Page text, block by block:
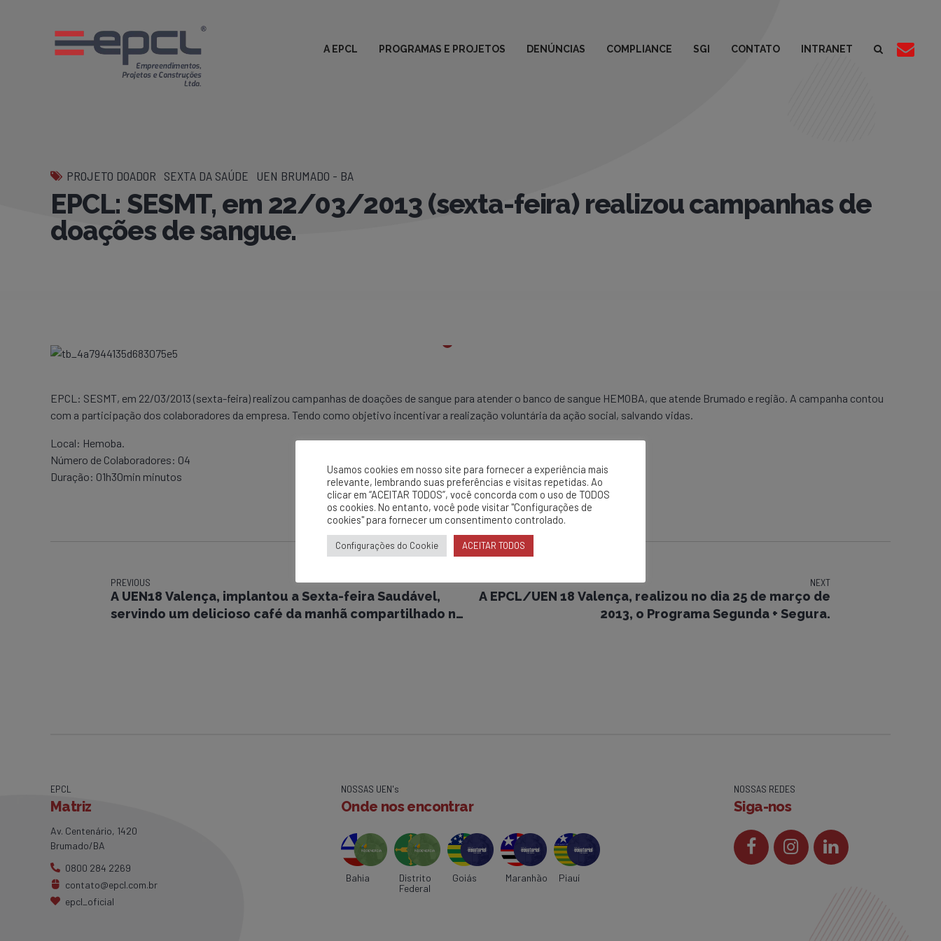
A EPCL PROGRAMAS E PROJETOS DENÚNCIAS COMPLIANCE SGI CONTATO INTRANET
PROJETO DOADOR SEXTA DA SAÚDE UEN BRUMADO - BA
EPCL: SESMT, em 22/03/2013 (sexta-feira) realizou campanhas de
doações de sangue.
EPCL: SESMT, em 22/03/2013 (sexta-feira) realizou campanhas de doações de sangue para atender o banco de sangue HEMOBA, que atende Brumado e região. A campanha contou
com a participação dos colaboradores da empresa. Tendo como objetivo incentivar a realização voluntária da ação social, salvando vidas.
Local: Hemoba.
Número de Colaboradores: 04
Duração: 01h30min minutos
PREVIOUS
A UEN18 Valença, implantou a Sexta-feira Saudável,
servindo um delicioso café da manhã compartilhado no
NEXT
A EPCL/UEN 18 Valença, realizou no dia 25 de março de
2013, o Programa Segunda + Segura.
EPCL
Matriz
Av. Centenário, 1420
Brumado/BA
0800 284 2269
contato@epcl.com.br
epcl_oficial
NOSSAS UEN's
Onde nos encontrar
Bahia
Distrito
Federal
Goiás Maranhão Piauí
NOSSAS REDES
Siga-nos
Usamos cookies em nosso site para fornecer a experiência mais
relevante, lembrando suas preferências e visitas repetidas. Ao
clicar em “ACEITAR TODOS”, você concorda com o uso de TODOS
os cookies. No entanto, você pode visitar "Configurações de
cookies" para fornecer um consentimento controlado.
Configurações do Cookie ACEITAR TODOS